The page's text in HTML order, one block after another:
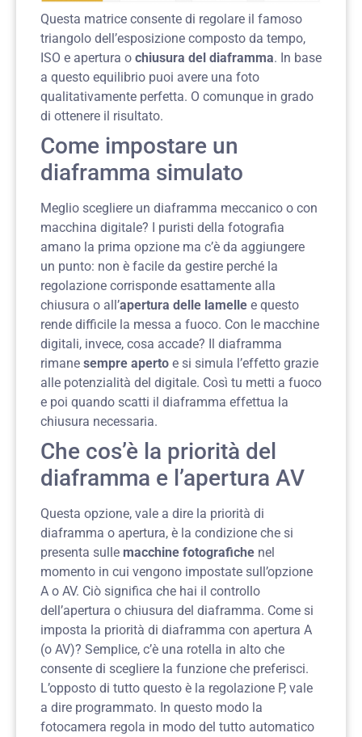
Questa matrice consente di regolare il famoso
triangolo dell’esposizione composto da tempo,
ISO e apertura o chiusura del diaframma. In base
a questo equilibrio puoi avere una foto
qualitativamente perfetta. O comunque in grado
di ottenere il risultato.
Come impostare un
diaframma simulato
Meglio scegliere un diaframma meccanico o con
macchina digitale? I puristi della fotografia
amano la prima opzione ma c’è da aggiungere
un punto: non è facile da gestire perché la
regolazione corrisponde esattamente alla
chiusura o all’apertura delle lamelle e questo
rende difficile la messa a fuoco. Con le macchine
digitali, invece, cosa accade? Il diaframma
rimane sempre aperto e si simula l’effetto grazie
alle potenzialità del digitale. Così tu metti a fuoco
e poi quando scatti il diaframma effettua la
chiusura necessaria.
Che cos’è la priorità del
diaframma e l’apertura AV
Questa opzione, vale a dire la priorità di
diaframma o apertura, è la condizione che si
presenta sulle macchine fotografiche nel
momento in cui vengono impostate sull’opzione
A o AV. Ciò significa che hai il controllo
dell’apertura o chiusura del diaframma. Come si
imposta la priorità di diaframma con apertura A
(o AV)? Semplice, c’è una rotella in alto che
consente di scegliere la funzione che preferisci.
L’opposto di tutto questo è la regolazione P, vale
a dire programmato. In questo modo la
fotocamera regola in modo del tutto automatico